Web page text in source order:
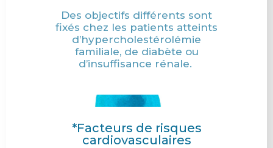
Des objectifs différents sont
fixés chez les patients atteints
d’hypercholestérolémie
familiale, de diabète ou
d’insuffisance rénale.
*Facteurs de risques
cardiovasculaires